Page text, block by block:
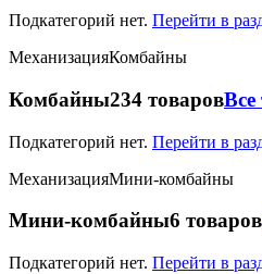
Подкатегорий нет. Перейти в
МеханизацияКомбайны
Комбайны234 товаров
Подкатегорий нет. Перейти в
МеханизацияМини-комбайны
Мини-комбайны6 товаров
Подкатегорий нет. Перейти в